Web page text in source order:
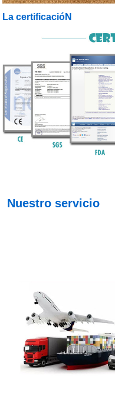
La certificacióN
Nuestro servicio